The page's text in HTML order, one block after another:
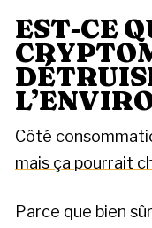
EST-CE
Côté
mais ça pourrait
Parce que bien